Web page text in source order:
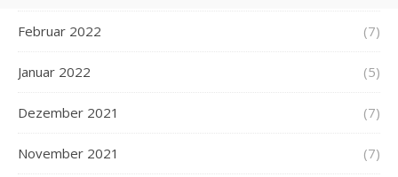
Februar 2022 (7)
Januar 2022 (5)
Dezember 2021 (7)
November 2021 (7)